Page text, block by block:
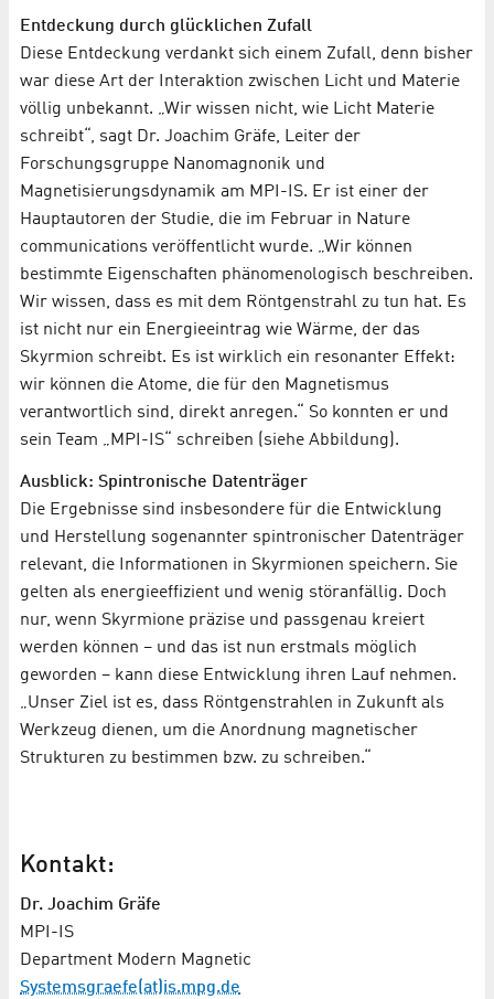
Entdeckung durch glücklichen Zufall
Diese Entdeckung verdankt sich einem Zufall, denn bisher
war diese Art der Interaktion zwischen Licht und Materie
völlig unbekannt. „Wir wissen nicht, wie Licht Materie
schreibt“, sagt Dr. Joachim Gräfe, Leiter der
Forschungsgruppe Nanomagnonik und
Magnetisierungsdynamik am MPI-IS. Er ist einer der
Hauptautoren der Studie, die im Februar in Nature
communications veröffentlicht wurde. „Wir können
bestimmte Eigenschaften phänomenologisch beschreiben.
Wir wissen, dass es mit dem Röntgenstrahl zu tun hat. Es
ist nicht nur ein Energieeintrag wie Wärme, der das
Skyrmion schreibt. Es ist wirklich ein resonanter Effekt:
wir können die Atome, die für den Magnetismus
verantwortlich sind, direkt anregen.“ So konnten er und
sein Team „MPI-IS“ schreiben (siehe Abbildung).
Ausblick: Spintronische Datenträger
Die Ergebnisse sind insbesondere für die Entwicklung
und Herstellung sogenannter spintronischer Datenträger
relevant, die Informationen in Skyrmionen speichern. Sie
gelten als energieeffizient und wenig störanfällig. Doch
nur, wenn Skyrmione präzise und passgenau kreiert
werden können – und das ist nun erstmals möglich
geworden – kann diese Entwicklung ihren Lauf nehmen.
„Unser Ziel ist es, dass Röntgenstrahlen in Zukunft als
Werkzeug dienen, um die Anordnung magnetischer
Strukturen zu bestimmen bzw. zu schreiben.“
Kontakt:
Dr. Joachim Gräfe
MPI-IS
Department Modern Magnetic
Systemsgraefe(at)is.mpg.de